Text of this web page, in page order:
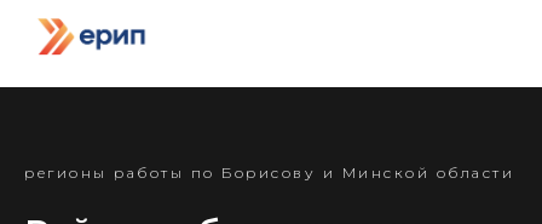
регионы работы по Борисову и Минской области